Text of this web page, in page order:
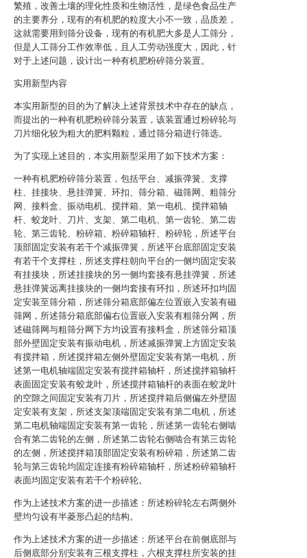
繁殖，改善土壤的理化性质和生物活性，是绿色食品生产
的主要养分，现有的有机肥的粒度大小不一致，品质差，
这就需要用到筛分设备，现有的有机肥大多是人工筛分，
但是人工筛分工作效率低，且人工劳动强度大，因此，针
对于上述问题，设计出一种有机肥粉碎筛分装置。
实用新型内容
本实用新型的目的为了解决上述背景技术中存在的缺点，
而提出的一种有机肥粉碎筛分装置，该装置通过粉碎轮与
刀片细化较为粗大的肥料颗粒，通过筛分箱进行筛选。
为了实现上述目的，本实用新型采用了如下技术方案：
一种有机肥粉碎筛分装置，包括平台、减振弹簧、支撑
柱、挂接块、悬挂弹簧、环扣、筛分箱、磁筛网、粗筛分
网、接料盒、振动电机、搅拌箱、第一电机、搅拌箱轴
杆、蛟龙叶、刀片、支架、第二电机、第一齿轮、第二齿
轮、第三齿轮、粉碎箱、粉碎箱轴杆、粉碎轮，所述平台
顶部固定安装有若干个减振弹簧，所述平台底部固定安装
有若干个支撑柱，所述支撑柱朝向平台的一侧均固定安装
有挂接块，所述挂接块的另一侧均套接有悬挂弹簧，所述
悬挂弹簧远离挂接块的一侧均套接有环扣，所述环扣均固
定安装至筛分箱，所述筛分箱底部偏左位置嵌入安装有磁
筛网，所述筛分箱底部偏右位置嵌入安装有粗筛分网，所
述磁筛网与粗筛分网下方均设置有接料盒，所述筛分箱顶
部外壁固定安装有振动电机，所述减振弹簧上方固定安装
有搅拌箱，所述搅拌箱左侧外壁固定安装有第一电机，所
述第一电机轴端固定安装有搅拌箱轴杆，所述搅拌箱轴杆
表面固定安装有蛟龙叶，所述搅拌箱轴杆的表面在蛟龙叶
的空隙之间固定安装有刀片，所述搅拌箱后侧偏左外壁固
定安装有支架，所述支架顶端固定安装有第二电机，所述
第二电机轴端固定安装有第一齿轮，所述第一齿轮右侧啮
合有第二齿轮的左侧，所述第二齿轮右侧啮合有第三齿轮
的左侧，所述搅拌箱顶部固定安装有粉碎箱，所述第二齿
轮与第三齿轮均固定连接有粉碎箱轴杆，所述粉碎箱轴杆
表面均固定安装有若干个粉碎轮。
作为上述技术方案的进一步描述：所述粉碎轮左右两侧外
壁均匀设有半菱形凸起的结构。
作为上述技术方案的进一步描述：所述平台在前侧底部与
后侧底部分别安装有三根支撑柱，六根支撑柱所安装的挂